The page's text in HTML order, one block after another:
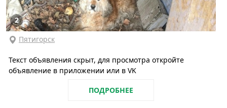
2
Пятигорск
Текст объявления скрыт, для просмотра откройте
объявление в приложении или в VK
ПОДРОБНЕЕ